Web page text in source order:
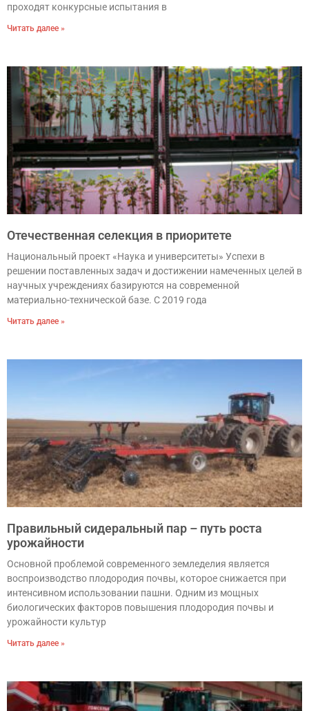
проходят конкурсные испытания в
Читать далее »
Отечественная селекция в приоритете
Национальный проект «Наука и университеты» Успехи в
решении поставленных задач и достижении намеченных целей в
научных учреждениях базируются на современной
материально-технической базе. С 2019 года
Читать далее »
Правильный сидеральный пар – путь роста
урожайности
Основной проблемой современного земледелия является
воспроизводство плодородия почвы, которое снижается при
интенсивном использовании пашни. Одним из мощных
биологических факторов повышения плодородия почвы и
урожайности культур
Читать далее »